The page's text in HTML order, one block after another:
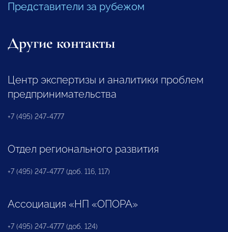
Представители за рубежом
Другие контакты
Центр экспертизы и аналитики проблем
предпринимательства
+7 (495) 247-4777
Отдел регионального развития
+7 (495) 247-4777 (доб. 116, 117)
Ассоциация «НП «ОПОРА»
+7 (495) 247-4777 (доб. 124)